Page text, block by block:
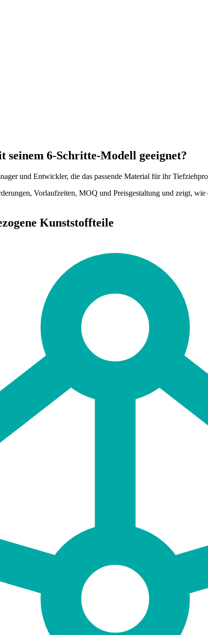
6-Schritte-Modell geeignet?
und Entwickler, die das passende Material für ihr
Vorlaufzeiten, MOQ und Preisgestaltung und zeigt, wie
Kunststoffteile